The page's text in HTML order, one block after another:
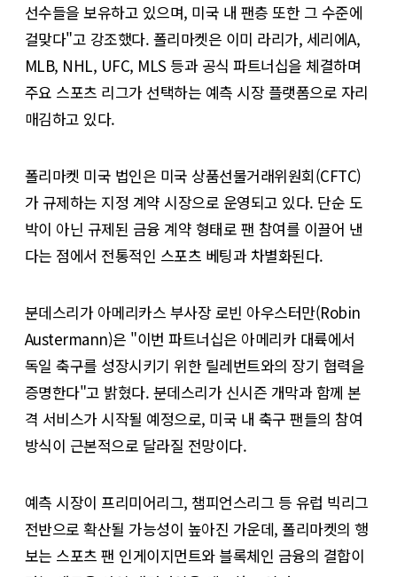
선수들을 보유하고 있으며, 미국 내 팬층 또한 그 수준에
걸맞다"고 강조했다. 폴리마켓은 이미 라리가, 세리에A,
MLB, NHL, UFC, MLS 등과 공식 파트너십을 체결하며
주요 스포츠 리그가 선택하는 예측 시장 플랫폼으로 자리
매김하고 있다.
폴리마켓 미국 법인은 미국 상품선물거래위원회(CFTC)
가 규제하는 지정 계약 시장으로 운영되고 있다. 단순 도
박이 아닌 규제된 금융 계약 형태로 팬 참여를 이끌어 낸
다는 점에서 전통적인 스포츠 베팅과 차별화된다.
분데스리가 아메리카스 부사장 로빈 아우스터만(Robin
Austermann)은 "이번 파트너십은 아메리카 대륙에서
독일 축구를 성장시키기 위한 릴레번트와의 장기 협력을
증명한다"고 밝혔다. 분데스리가 신시즌 개막과 함께 본
격 서비스가 시작될 예정으로, 미국 내 축구 팬들의 참여
방식이 근본적으로 달라질 전망이다.
예측 시장이 프리미어리그, 챔피언스리그 등 유럽 빅리그
전반으로 확산될 가능성이 높아진 가운데, 폴리마켓의 행
보는 스포츠 팬 인게이지먼트와 블록체인 금융의 결합이